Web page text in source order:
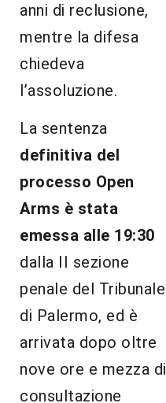
anni di reclusione,
mentre la difesa
chiedeva
l’assoluzione.
La sentenza
definitiva del
processo Open
Arms è stata
emessa alle 19:30
dalla II sezione
penale del Tribunale
di Palermo, ed è
arrivata dopo oltre
nove ore e mezza di
consultazione